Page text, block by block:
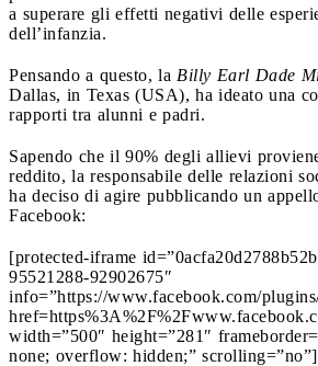
a superare gli effetti negativi delle
dell’infanzia.
Pensando a questo, la Billy Earl Dade
Dallas, in Texas (USA), ha ideato una
rapporti tra alunni e padri.
Sapendo che il 90% degli allievi
reddito, la responsabile delle relazioni
ha deciso di agire pubblicando un
Facebook:
[protected-iframe
95521288-92902675″
info=”https://www.facebook.com/
width=”500″ height=”281″
none; overflow: hidden;” scrolling=”no”]